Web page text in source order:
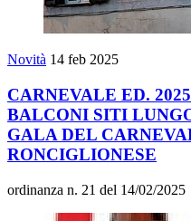
Novità 14 feb 2025
CARNEVALE ED.
BALCONI SITI
GALA DEL
RONCIGLIONESE
ordinanza n. 21 del 14/02/2025